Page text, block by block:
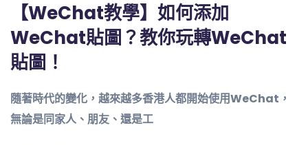
【WeChat教學】如何添加
WeChat貼圖？教你玩轉WeChat
貼圖！
隨著時代的變化，越來越多香港人都開始使用WeChat，
無論是同家人、朋友、還是工